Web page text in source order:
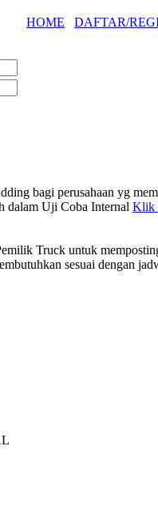
HOME DAFTAR/
bagi perusahaan yg
dalam Uji Coba Internal Klik
Truck untuk
sesuai dengan